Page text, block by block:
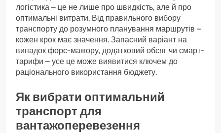
логістика – це не лише про швидкість, але й про
оптимальні витрати. Від правильного вибору
транспорту до розумного планування маршрутів –
кожен крок має значення. Запасний варіант на
випадок форс-мажору, додатковий обсяг чи смарт-
тарифи – усе це може виявитися ключем до
раціонального використання бюджету.
Як вибрати оптимальний
транспорт для
вантажоперевезення